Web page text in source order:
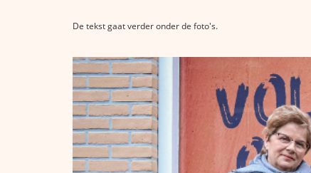
De tekst gaat verder onder de foto's.